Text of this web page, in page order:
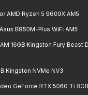
AMD Ryzen 5 9600X AM5
B850M-Plus WiFi AM5
16GB Kingston Fury Beast
Kingston NVMe NV3
GeForce RTX 5060 Ti 8GB